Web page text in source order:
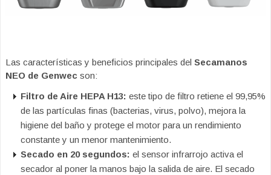
Las características y beneficios principales del Secamanos
NEO de Genwec son:
Filtro de Aire HEPA H13: este tipo de filtro retiene el 99,95%
de las partículas finas (bacterias, virus, polvo), mejora la
higiene del baño y protege el motor para un rendimiento
constante y un menor mantenimiento.
Secado en 20 segundos: el sensor infrarrojo activa el
secador al poner la manos bajo la salida de aire. El secado